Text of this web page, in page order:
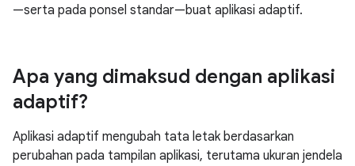
—serta pada ponsel standar—buat aplikasi adaptif.
Apa yang dimaksud dengan aplikasi
adaptif?
Aplikasi adaptif mengubah tata letak berdasarkan
perubahan pada tampilan aplikasi, terutama ukuran jendela